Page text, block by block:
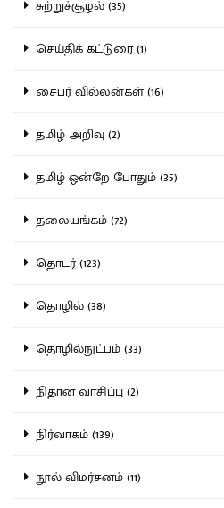
சுற்றுச்சூழல் (35)
செய்திக் கட்டுரை (1)
சைபர் வில்லன்கள் (16)
தமிழ் அறிவு (2)
தமிழ் ஒன்றே போதும் (35)
தலையங்கம் (72)
தொடர் (123)
தொழில் (38)
தொழில்நுட்பம் (33)
நிதான வாசிப்பு (2)
நிர்வாகம் (139)
நூல் விமர்சனம் (11)